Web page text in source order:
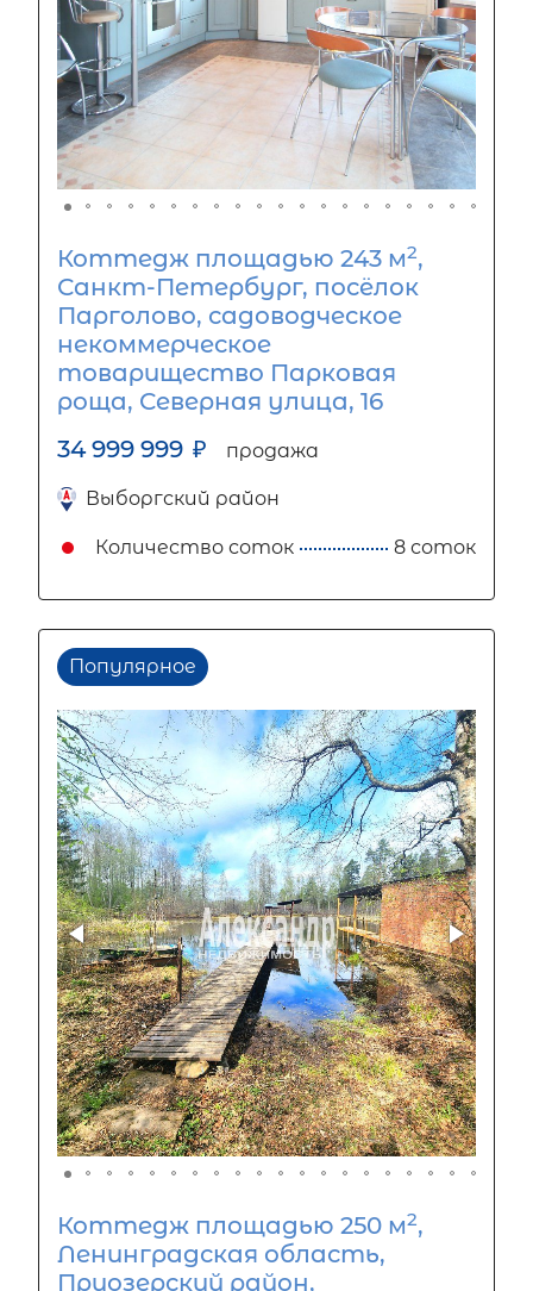
Коттедж площадью 243 м2,
Санкт-Петербург, посёлок
Парголово, садоводческое
некоммерческое
товарищество Парковая
роща, Северная улица, 16
34 999 999 ₽ продажа
Выборгский район
Количество соток 8 соток
Популярное
Коттедж площадью 250 м2,
Ленинградская область,
Приозерский район,